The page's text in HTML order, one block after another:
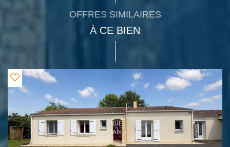
OFFRES SIMILAIRES
À CE BIEN